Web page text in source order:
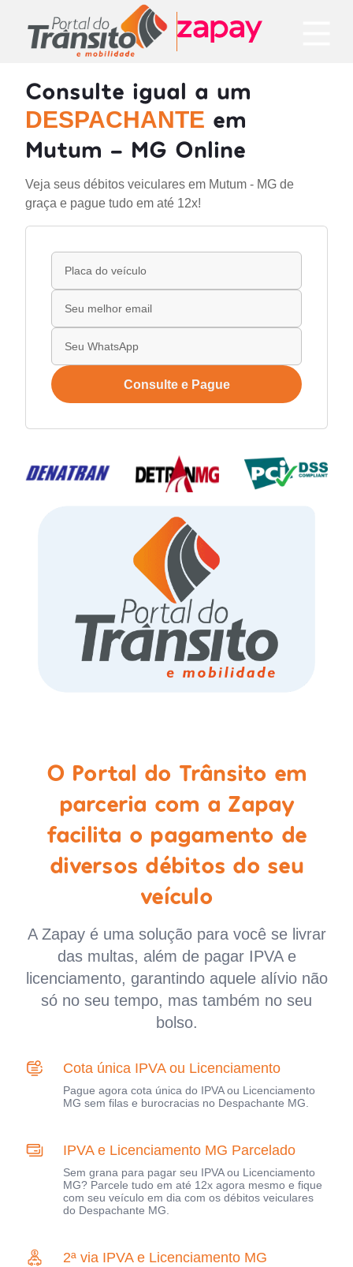
Consulte igual a um
DESPACHANTE em
Mutum - MG Online
Veja seus débitos veiculares em Mutum - MG de
graça e pague tudo em até 12x!
Consulte e Pague
O Portal do Trânsito em
parceria com a Zapay
facilita o pagamento de
diversos débitos do seu
veículo
A Zapay é uma solução para você se livrar
das multas, além de pagar IPVA e
licenciamento, garantindo aquele alívio não
só no seu tempo, mas também no seu
bolso.
Cota única IPVA ou Licenciamento
Pague agora cota única do IPVA ou Licenciamento
MG sem filas e burocracias no Despachante MG.
IPVA e Licenciamento MG Parcelado
Sem grana para pagar seu IPVA ou Licenciamento
MG? Parcele tudo em até 12x agora mesmo e fique
com seu veículo em dia com os débitos veiculares
do Despachante MG.
2ª via IPVA e Licenciamento MG